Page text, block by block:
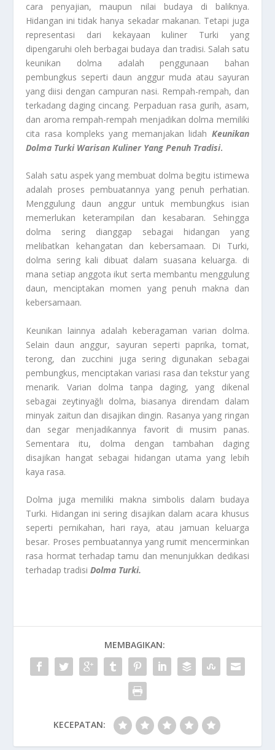
cara penyajian, maupun nilai budaya di baliknya.
Hidangan ini tidak hanya sekadar makanan. Tetapi juga
representasi dari kekayaan kuliner Turki yang
dipengaruhi oleh berbagai budaya dan tradisi. Salah satu
keunikan dolma adalah penggunaan bahan
pembungkus seperti daun anggur muda atau sayuran
yang diisi dengan campuran nasi. Rempah-rempah, dan
terkadang daging cincang. Perpaduan rasa gurih, asam,
dan aroma rempah-rempah menjadikan dolma memiliki
cita rasa kompleks yang memanjakan lidah Keunikan
Dolma Turki Warisan Kuliner Yang Penuh Tradisi.
Salah satu aspek yang membuat dolma begitu istimewa
adalah proses pembuatannya yang penuh perhatian.
Menggulung daun anggur untuk membungkus isian
memerlukan keterampilan dan kesabaran. Sehingga
dolma sering dianggap sebagai hidangan yang
melibatkan kehangatan dan kebersamaan. Di Turki,
dolma sering kali dibuat dalam suasana keluarga. di
mana setiap anggota ikut serta membantu menggulung
daun, menciptakan momen yang penuh makna dan
kebersamaan.
Keunikan lainnya adalah keberagaman varian dolma.
Selain daun anggur, sayuran seperti paprika, tomat,
terong, dan zucchini juga sering digunakan sebagai
pembungkus, menciptakan variasi rasa dan tekstur yang
menarik. Varian dolma tanpa daging, yang dikenal
sebagai zeytinyağlı dolma, biasanya direndam dalam
minyak zaitun dan disajikan dingin. Rasanya yang ringan
dan segar menjadikannya favorit di musim panas.
Sementara itu, dolma dengan tambahan daging
disajikan hangat sebagai hidangan utama yang lebih
kaya rasa.
Dolma juga memiliki makna simbolis dalam budaya
Turki. Hidangan ini sering disajikan dalam acara khusus
seperti pernikahan, hari raya, atau jamuan keluarga
besar. Proses pembuatannya yang rumit mencerminkan
rasa hormat terhadap tamu dan menunjukkan dedikasi
terhadap tradisi Dolma Turki.
MEMBAGIKAN:
KECEPATAN: